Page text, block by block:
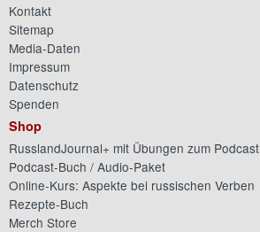
Kontakt
Sitemap
Media-Daten
Impressum
Datenschutz
Spenden
Shop
RusslandJournal+ mit Übungen zum Podcast
Podcast-Buch / Audio-Paket
Online-Kurs: Aspekte bei russischen Verben
Rezepte-Buch
Merch Store